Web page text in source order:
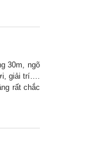
30m, ngõ
giải trí….
rất chắc